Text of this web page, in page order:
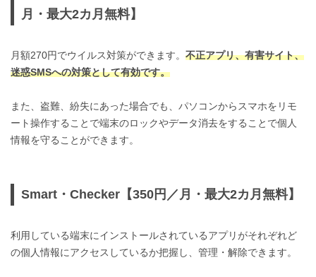
月・最大2カ月無料】
月額270円でウイルス対策ができます。 不正アプリ、有害サイト、
迷惑SMSへの対策として有効です。
また、盗難、紛失にあった場合でも、パソコンからスマホをリモ
ート操作することで端末のロックやデータ消去をすることで個人
情報を守ることができます。
Smart・Checker【350円／月・最大2カ月無料】
利用している端末にインストールされているアプリがそれぞれど
の個人情報にアクセスしているか把握し、管理・解除できます。